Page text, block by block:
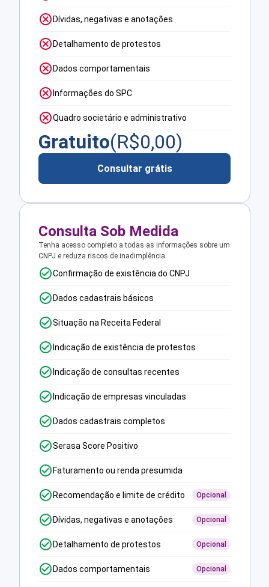
Dívidas, negativas e anotações
Detalhamento de protestos
Dados comportamentais
Informações do SPC
Quadro societário e administrativo
Gratuito(R$0,00)
Consultar grátis
Consulta Sob Medida
Tenha acesso completo a todas as informações sobre um
CNPJ e reduza riscos de inadimplência.
Confirmação de existência do CNPJ
Dados cadastrais básicos
Situação na Receita Federal
Indicação de existência de protestos
Indicação de consultas recentes
Indicação de empresas vinculadas
Dados cadastrais completos
Serasa Score Positivo
Faturamento ou renda presumida
Recomendação e limite de crédito Opcional
Dívidas, negativas e anotações Opcional
Detalhamento de protestos Opcional
Dados comportamentais Opcional